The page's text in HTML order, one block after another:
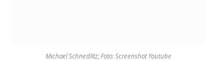
Michael Schnedlitz; Foto: Screenshot Youtube